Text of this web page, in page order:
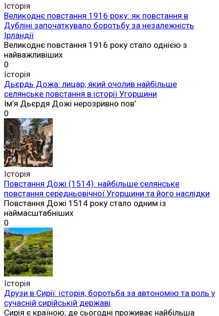
Історія
Великоднє повстання 1916 року: як повстання в
Дубліні започаткувало боротьбу за незалежність
Ірландії
Великоднє повстання 1916 року стало однією з
найважливіших
0
Історія
Дьєрдь Дожа: лицар, який очолив найбільше
селянське повстання в історії Угорщини
Ім’я Дьєрдя Дожі нерозривно пов’
0
Історія
Повстання Дожі (1514): найбільше селянське
повстання середньовічної Угорщини та його наслідки
Повстання Дожі 1514 року стало одним із
наймасштабніших
0
Історія
Друзи в Сирії: історія, боротьба за автономію та роль у
сучасній сирійській державі
Сирія є країною, де сьогодні проживає найбільша